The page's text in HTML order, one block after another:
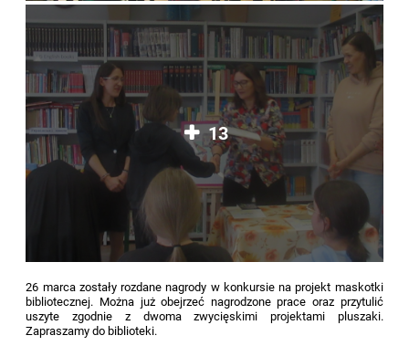
13
26 marca zostały rozdane nagrody w konkursie na projekt maskotki
bibliotecznej. Można już obejrzeć nagrodzone prace oraz przytulić
uszyte zgodnie z dwoma zwycięskimi projektami pluszaki.
Zapraszamy do biblioteki.